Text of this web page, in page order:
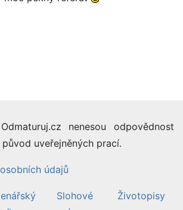
nenesou odpovědnost
uveřejněných prací.
údajů
Slohové
Životopisy